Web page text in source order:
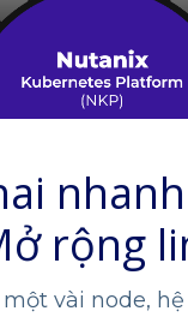
rộng
vài node,